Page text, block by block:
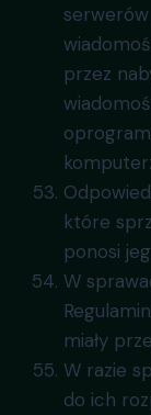
przez
które
ponosi
W
miały
W razie
do ich